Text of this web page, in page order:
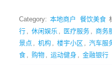
Category: 本地商户 餐饮美食
行 , 休闲娱乐 , 医疗服务 , 商务
景点 , 机构 , 楼宇小区 , 汽车服
食 , 购物 , 运动健身 , 金融银行